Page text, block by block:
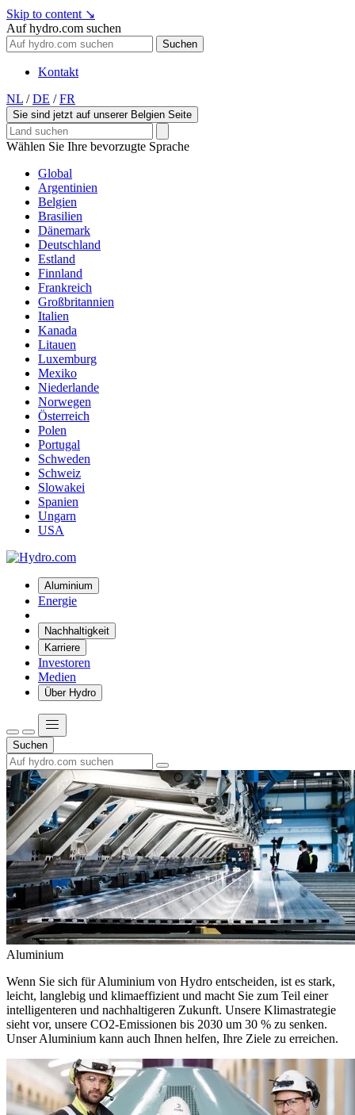
Skip to content ↘
Auf hydro.com suchen
Suchen
Kontakt
NL / DE / FR
Sie sind jetzt auf unserer Belgien Seite
Wählen Sie Ihre bevorzugte Sprache
Global
Argentinien
Belgien
Brasilien
Dänemark
Deutschland
Estland
Finnland
Frankreich
Großbritannien
Italien
Kanada
Litauen
Luxemburg
Mexiko
Niederlande
Norwegen
Österreich
Polen
Portugal
Schweden
Schweiz
Slowakei
Spanien
Ungarn
USA
Aluminium
Energie
Nachhaltigkeit
Karriere
Investoren
Medien
Über Hydro
Suchen
Aluminium
Wenn Sie sich für Aluminium von Hydro entscheiden, ist es stark,
leicht, langlebig und klimaeffizient und macht Sie zum Teil einer
intelligenteren und nachhaltigeren Zukunft. Unsere Klimastrategie
sieht vor, unsere CO2-Emissionen bis 2030 um 30 % zu senken.
Unser Aluminium kann auch Ihnen helfen, Ihre Ziele zu erreichen.